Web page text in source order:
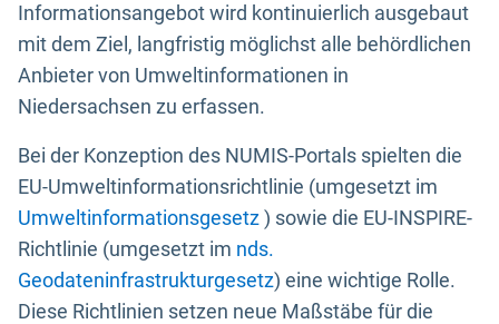
Informationsangebot wird kontinuierlich ausgebaut
mit dem Ziel, langfristig möglichst alle behördlichen
Anbieter von Umweltinformationen in
Niedersachsen zu erfassen.
Bei der Konzeption des NUMIS-Portals spielten die
EU-Umweltinformationsrichtlinie (umgesetzt im
Umweltinformationsgesetz) sowie die EU-INSPIRE-
Richtlinie (umgesetzt im nds.
Geodateninfrastrukturgesetz) eine wichtige Rolle.
Diese Richtlinien setzen neue Maßstäbe für die